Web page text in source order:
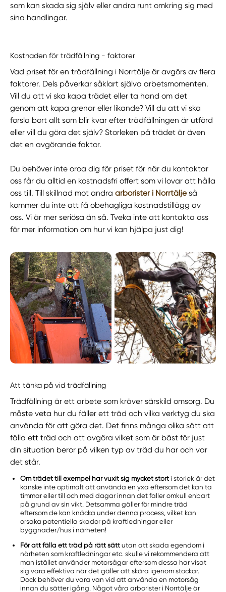
som kan skada sig själv eller andra runt omkring sig med
sina handlingar.
Kostnaden för trädfällning - faktorer
Vad priset för en trädfällning i Norrtälje är avgörs av flera
faktorer. Dels påverkar såklart själva arbetsmomenten.
Vill du att vi ska kapa trädet eller ta hand om det
genom att kapa grenar eller likande? Vill du att vi ska
forsla bort allt som blir kvar efter trädfällningen är utförd
eller vill du göra det själv? Storleken på trädet är även
det en avgörande faktor.
Du behöver inte oroa dig för priset för när du kontaktar
oss får du alltid en kostnadsfri offert som vi lovar att hålla
oss till. Till skillnad mot andraarborister i Norrtälje så
kommer du inte att få obehagliga kostnadstillägg av
oss. Vi är mer seriösa än så. Tveka inte att kontakta oss
för mer information om hur vi kan hjälpa just dig!
Att tänka på vid trädfällning
Trädfällning är ett arbete som kräver särskild omsorg. Du
måste veta hur du fäller ett träd och vilka verktyg du ska
använda för att göra det. Det finns många olika sätt att
fälla ett träd och att avgöra vilket som är bäst för just
din situation beror på vilken typ av träd du har och var
det står.
Om trädet till exempel har vuxit sig mycket stort i storlek är det
kanske inte optimalt att använda en yxa eftersom det kan ta
timmar eller till och med dagar innan det faller omkull enbart
på grund av sin vikt. Detsamma gäller för mindre träd
eftersom de kan knäcka under denna process, vilket kan
orsaka potentiella skador på kraftledningar eller
byggnader/hus i närheten!
För att fälla ett träd på rätt sätt utan att skada egendom i
närheten som kraftledningar etc. skulle vi rekommendera att
man istället använder motorsågar eftersom dessa har visat
sig vara effektiva när det gäller att skära igenom stockar.
Dock behöver du vara van vid att använda en motorsåg
innan du sätter igång. Något våra arborister i Norrtälje är